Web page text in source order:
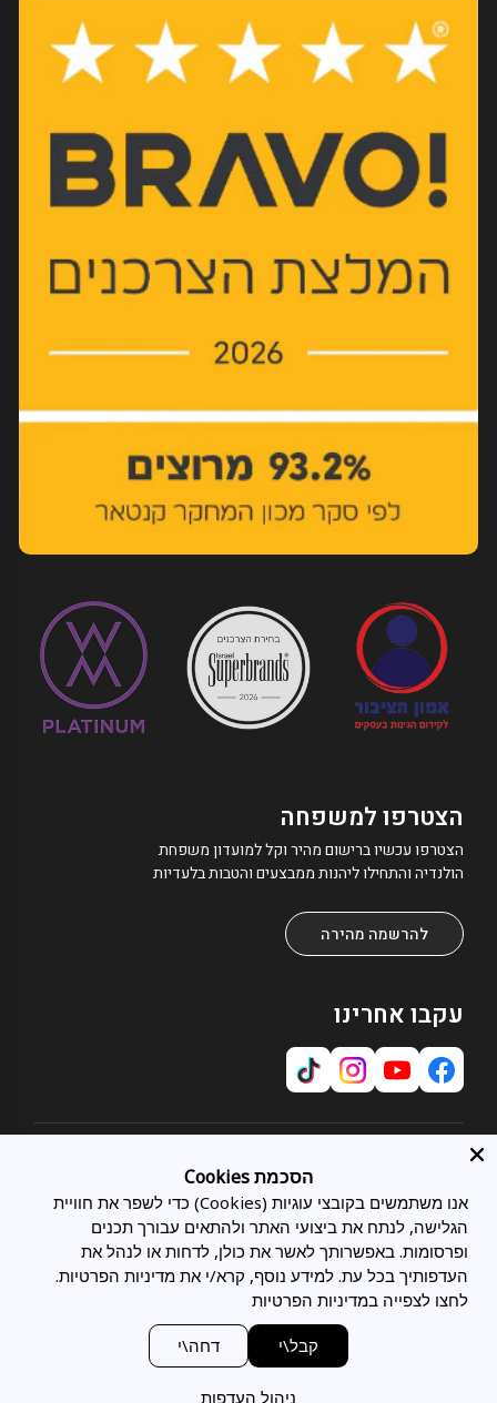
שירות לקוחות
צרו קשר
מועדון לקוחות
בלוג
סניפים
תחומי התמחות
כל המיטות
מיטות מתכווננות
מיטות זוגיות
משפטי
מדיניות פרטיות
מדיניות הובלות ומשלוחים
חוק טיפול סביבתי במוצר חשמלי
טופס ביטול הזמנה
מדיניות החזרת מוצרים וביטולים
הצטרפו למשפחה
הצטרפו עכשיו ברישום מהיר וקל למועדון משפחת
הולנדיה והתחילו ליהנות ממבצעים והטבות בלעדיות
להרשמה מהירה
עקבו אחרינו
הסכמת Cookies
אנו משתמשים בקובצי עוגיות (Cookies) כדי לשפר את חוויית
הגלישה, לנתח את ביצועי האתר ולהתאים עבורך תכנים
ופרסומות. באפשרותך לאשר את כולן, לדחות או לנהל את
העדפותיך בכל עת. למידע נוסף, קרא/י את מדיניות הפרטיות.
לחצו לצפייה במדיניות הפרטיות
קבל\י דחה\י
ניהול העדפות